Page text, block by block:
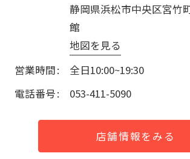
静岡県浜松市中央区宮竹
館
地図を見る
営業時間
全日10:00~19:30
電話番号
053-411-5090
店舗情報をみる